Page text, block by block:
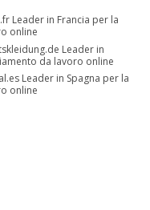
Leader in Francia per la
online
Leader in
da lavoro online
Leader in Spagna per la
online